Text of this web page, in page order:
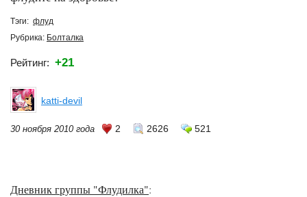
Тэги: флуд
Рубрика: Болталка
Рейтинг: +21
katti-devil
30 ноября 2010 года 2 2626 521
Дневник группы "Флудилка":